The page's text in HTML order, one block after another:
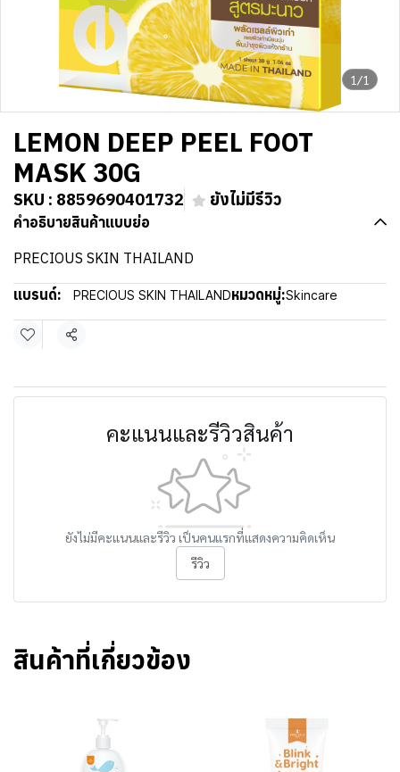
1/1
LEMON DEEP PEEL FOOT
MASK 30G
SKU : 8859690401732 ยังไม่มีรีวิว
คำอธิบายสินค้าแบบย่อ
PRECIOUS SKIN THAILAND
แบรนด์: PRECIOUS SKIN THAILANDหมวดหมู่:Skincare
แชร์
คะแนนและรีวิวสินค้า
ยังไม่มีคะแนนและรีวิว เป็นคนแรกที่แสดงความคิดเห็น
รีวิว
สินค้าที่เกี่ยวข้อง